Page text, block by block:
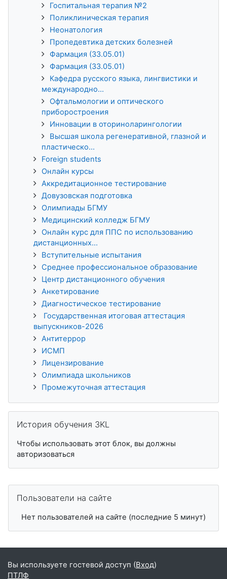
Госпитальная терапия №2
Поликлиническая терапия
Неонатология
Пропедевтика детских болезней
Фармация (33.05.01)
Фармация (33.05.01)
Кафедра русского языка, лингвистики и
международно...
Офтальмологии и оптического
приборостроения
Инновации в оториноларингологии
Высшая школа регенеративной, глазной и
пластическо...
Foreign students
Онлайн курсы
Аккредитационное тестирование
Довузовская подготовка
Олимпиады БГМУ
Медицинский колледж БГМУ
Онлайн курс для ППС по использованию
дистанционных...
Вступительные испытания
Среднее профессиональное образование
Центр дистанционного обучения
Анкетирование
Диагностическое тестирование
Государственная итоговая аттестация
выпускников-2026
Антитеррор
ИСМП
Лицензирование
Олимпиада школьников
Промежуточная аттестация
История обучения 3KL
Чтобы использовать этот блок, вы должны
авторизоваться
Пользователи на сайте
Нет пользователей на сайте (последние 5 минут)
Вы используете гостевой доступ (Вход)
ПТЛФ